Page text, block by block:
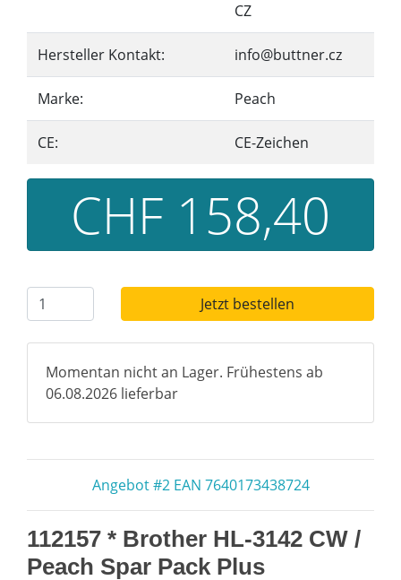
CZ
Hersteller Kontakt: info@buttner.cz
Marke: Peach
CE: CE-Zeichen
CHF 158,40
Jetzt bestellen
Momentan nicht an Lager. Frühestens ab
06.08.2026 lieferbar
Angebot #2 EAN 7640173438724
112157 * Brother HL-3142 CW /
Peach Spar Pack Plus